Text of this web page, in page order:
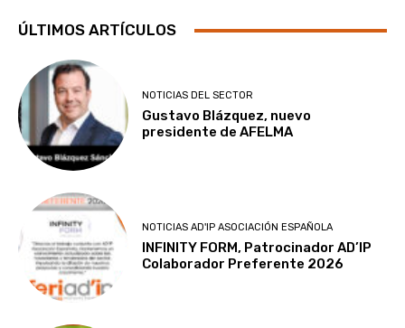
ÚLTIMOS ARTÍCULOS
NOTICIAS DEL SECTOR
Gustavo Blázquez, nuevo
presidente de AFELMA
NOTICIAS AD'IP ASOCIACIÓN ESPAÑOLA
INFINITY FORM, Patrocinador AD’IP
Colaborador Preferente 2026